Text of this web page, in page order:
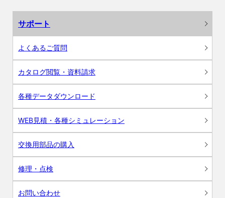
サポート
よくあるご質問
カタログ閲覧・資料請求
各種データダウンロード
WEB見積・各種シミュレーション
交換用部品の購入
修理・点検
お問い合わせ